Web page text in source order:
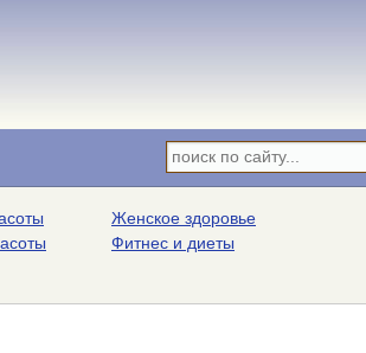
Женское здоровье
Фитнес и диеты